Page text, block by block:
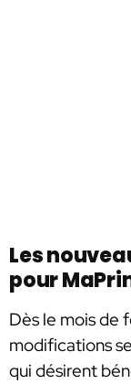
Les
pour
Dès le mois de
modifications
qui désirent